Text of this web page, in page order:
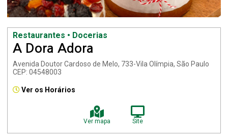
Restaurantes • Docerias
A Dora Adora
Avenida Doutor Cardoso de Melo, 733-Vila Olímpia, São Paulo
CEP: 04548003
Ver os Horários
Ver mapa Site